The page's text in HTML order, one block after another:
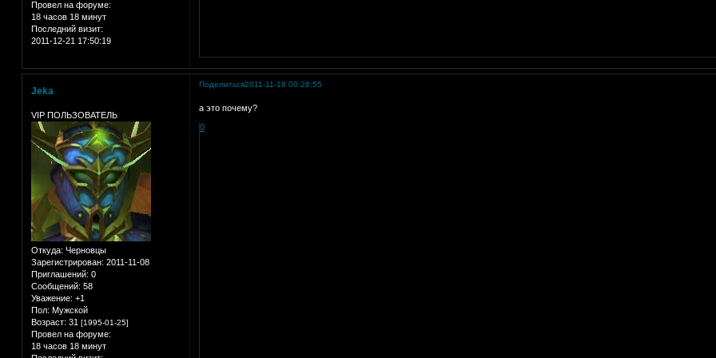
Провел на форуме:
18 часов 18 минут
Последний визит:
2011-12-21 17:50:19
Поделиться2011-11-18 00:26:55
Jeka
VIP ПОЛЬЗОВАТЕЛЬ
Откуда: Черновцы
Зарегистрирован: 2011-11-08
Приглашений: 0
Сообщений: 58
Уважение: +1
Пол: Мужской
Возраст: 31 [1995-01-25]
Провел на форуме:
18 часов 18 минут
а это почему?
0